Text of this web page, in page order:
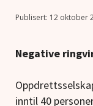
12 oktober
Negative
inntil 40